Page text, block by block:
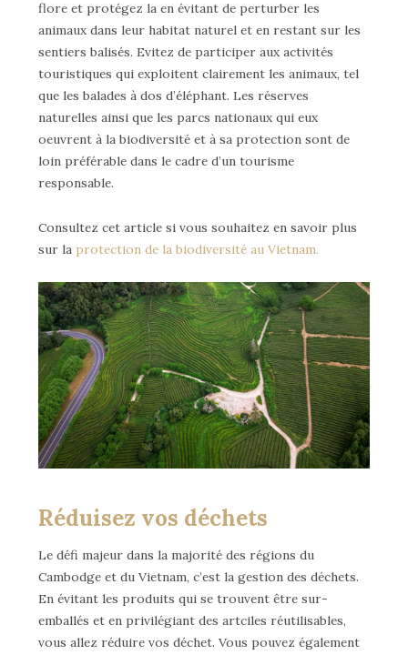
flore et protégez la en évitant de perturber les
animaux dans leur habitat naturel et en restant sur les
sentiers balisés. Evitez de participer aux activités
touristiques qui exploitent clairement les animaux, tel
que les balades à dos d’éléphant. Les réserves
naturelles ainsi que les parcs nationaux qui eux
oeuvrent à la biodiversité et à sa protection sont de
loin préférable dans le cadre d’un tourisme
responsable.
Consultez cet article si vous souhaitez en savoir plus
sur la protection de la biodiversité au Vietnam.
Réduisez vos déchets
Le défi majeur dans la majorité des régions du
Cambodge et du Vietnam, c’est la gestion des déchets.
En évitant les produits qui se trouvent être sur-
emballés et en privilégiant des artciles réutilisables,
vous allez réduire vos déchet. Vous pouvez également